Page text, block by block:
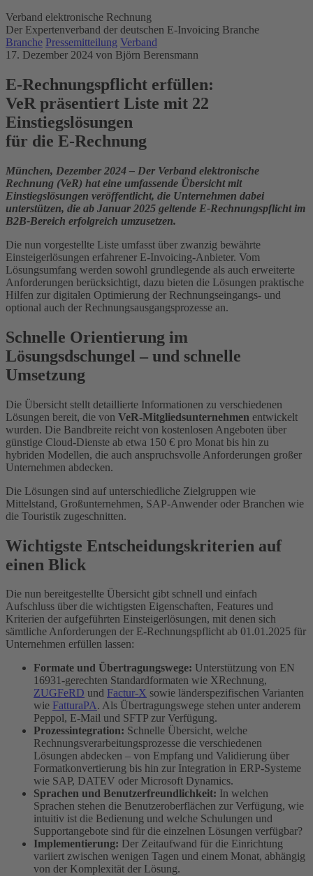
Verband elektronische Rechnung
Der Expertenverband der deutschen E-Invoicing Branche
Branche Pressemitteilung Verband
17. Dezember 2024 von Björn Berensmann
E-Rechnungspflicht erfüllen:
VeR präsentiert Liste mit 22
Einstiegslösungen
für die E-Rechnung
München, Dezember 2024 – Der Verband elektronische
Rechnung (VeR) hat eine umfassende Übersicht mit
Einstiegslösungen veröffentlicht, die Unternehmen dabei
unterstützen, die ab Januar 2025 geltende E-Rechnungspflicht im
B2B-Bereich erfolgreich umzusetzen.
Die nun vorgestellte Liste umfasst über zwanzig bewährte
Einsteigerlösungen erfahrener E-Invoicing-Anbieter. Vom
Lösungsumfang werden sowohl grundlegende als auch erweiterte
Anforderungen berücksichtigt, dazu bieten die Lösungen praktische
Hilfen zur digitalen Optimierung der Rechnungseingangs- und
optional auch der Rechnungsausgangsprozesse an.
Schnelle Orientierung im
Lösungsdschungel – und schnelle
Umsetzung
Die Übersicht stellt detaillierte Informationen zu verschiedenen
Lösungen bereit, die von VeR-Mitgliedsunternehmen entwickelt
wurden. Die Bandbreite reicht von kostenlosen Angeboten über
günstige Cloud-Dienste ab etwa 150 € pro Monat bis hin zu
hybriden Modellen, die auch anspruchsvolle Anforderungen großer
Unternehmen abdecken.
Die Lösungen sind auf unterschiedliche Zielgruppen wie
Mittelstand, Großunternehmen, SAP-Anwender oder Branchen wie
die Touristik zugeschnitten.
Wichtigste Entscheidungskriterien auf
einen Blick
Die nun bereitgestellte Übersicht gibt schnell und einfach
Aufschluss über die wichtigsten Eigenschaften, Features und
Kriterien der aufgeführten Einsteigerlösungen, mit denen sich
sämtliche Anforderungen der E-Rechnungspflicht ab 01.01.2025 für
Unternehmen erfüllen lassen:
Formate und Übertragungswege: Unterstützung von EN
16931-gerechten Standardformaten wie XRechnung,
ZUGFeRD und Factur-X sowie länderspezifischen Varianten
wie FatturaPA. Als Übertragungswege stehen unter anderem
Peppol, E-Mail und SFTP zur Verfügung.
Prozessintegration: Schnelle Übersicht, welche
Rechnungsverarbeitungsprozesse die verschiedenen
Lösungen abdecken – von Empfang und Validierung über
Formatkonvertierung bis hin zur Integration in ERP-Systeme
wie SAP, DATEV oder Microsoft Dynamics.
Sprachen und Benutzerfreundlichkeit: In welchen
Sprachen stehen die Benutzeroberflächen zur Verfügung, wie
intuitiv ist die Bedienung und welche Schulungen und
Supportangebote sind für die einzelnen Lösungen verfügbar?
Implementierung: Der Zeitaufwand für die Einrichtung
variiert zwischen wenigen Tagen und einem Monat, abhängig
von der Komplexität der Lösung.